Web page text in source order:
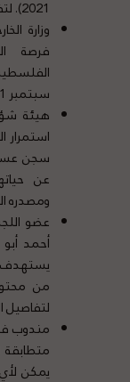
2021). لتفاصيل الخبر ومصدره الأصلي،
وزارة
فرصة
سبتمبر 2021). لتفاصيل الخبر ومصدره الأصلي،
هيئة
استمرار
سجن
ومصدره
عضو
أحمد
يستهدف
لتفاصيل
مندوب
يمكن